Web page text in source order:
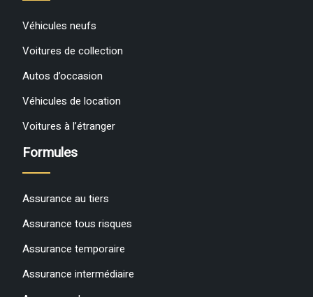
Véhicules neufs
Voitures de collection
Autos d’occasion
Véhicules de location
Voitures à l’étranger
Formules
Assurance au tiers
Assurance tous risques
Assurance temporaire
Assurance intermédiaire